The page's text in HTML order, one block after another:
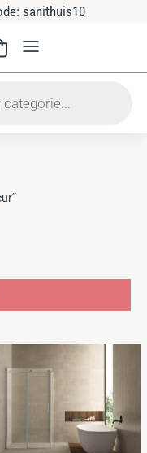
sanithuis10